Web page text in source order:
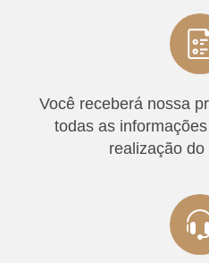
Você receberá nossa
todas as
realização